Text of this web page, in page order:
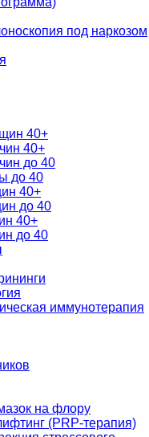
под наркозом
40+
40+
до 40
до 40
40+
до 40
40+
до 40
иммунотерапия
на флору
(PRP-терапия)